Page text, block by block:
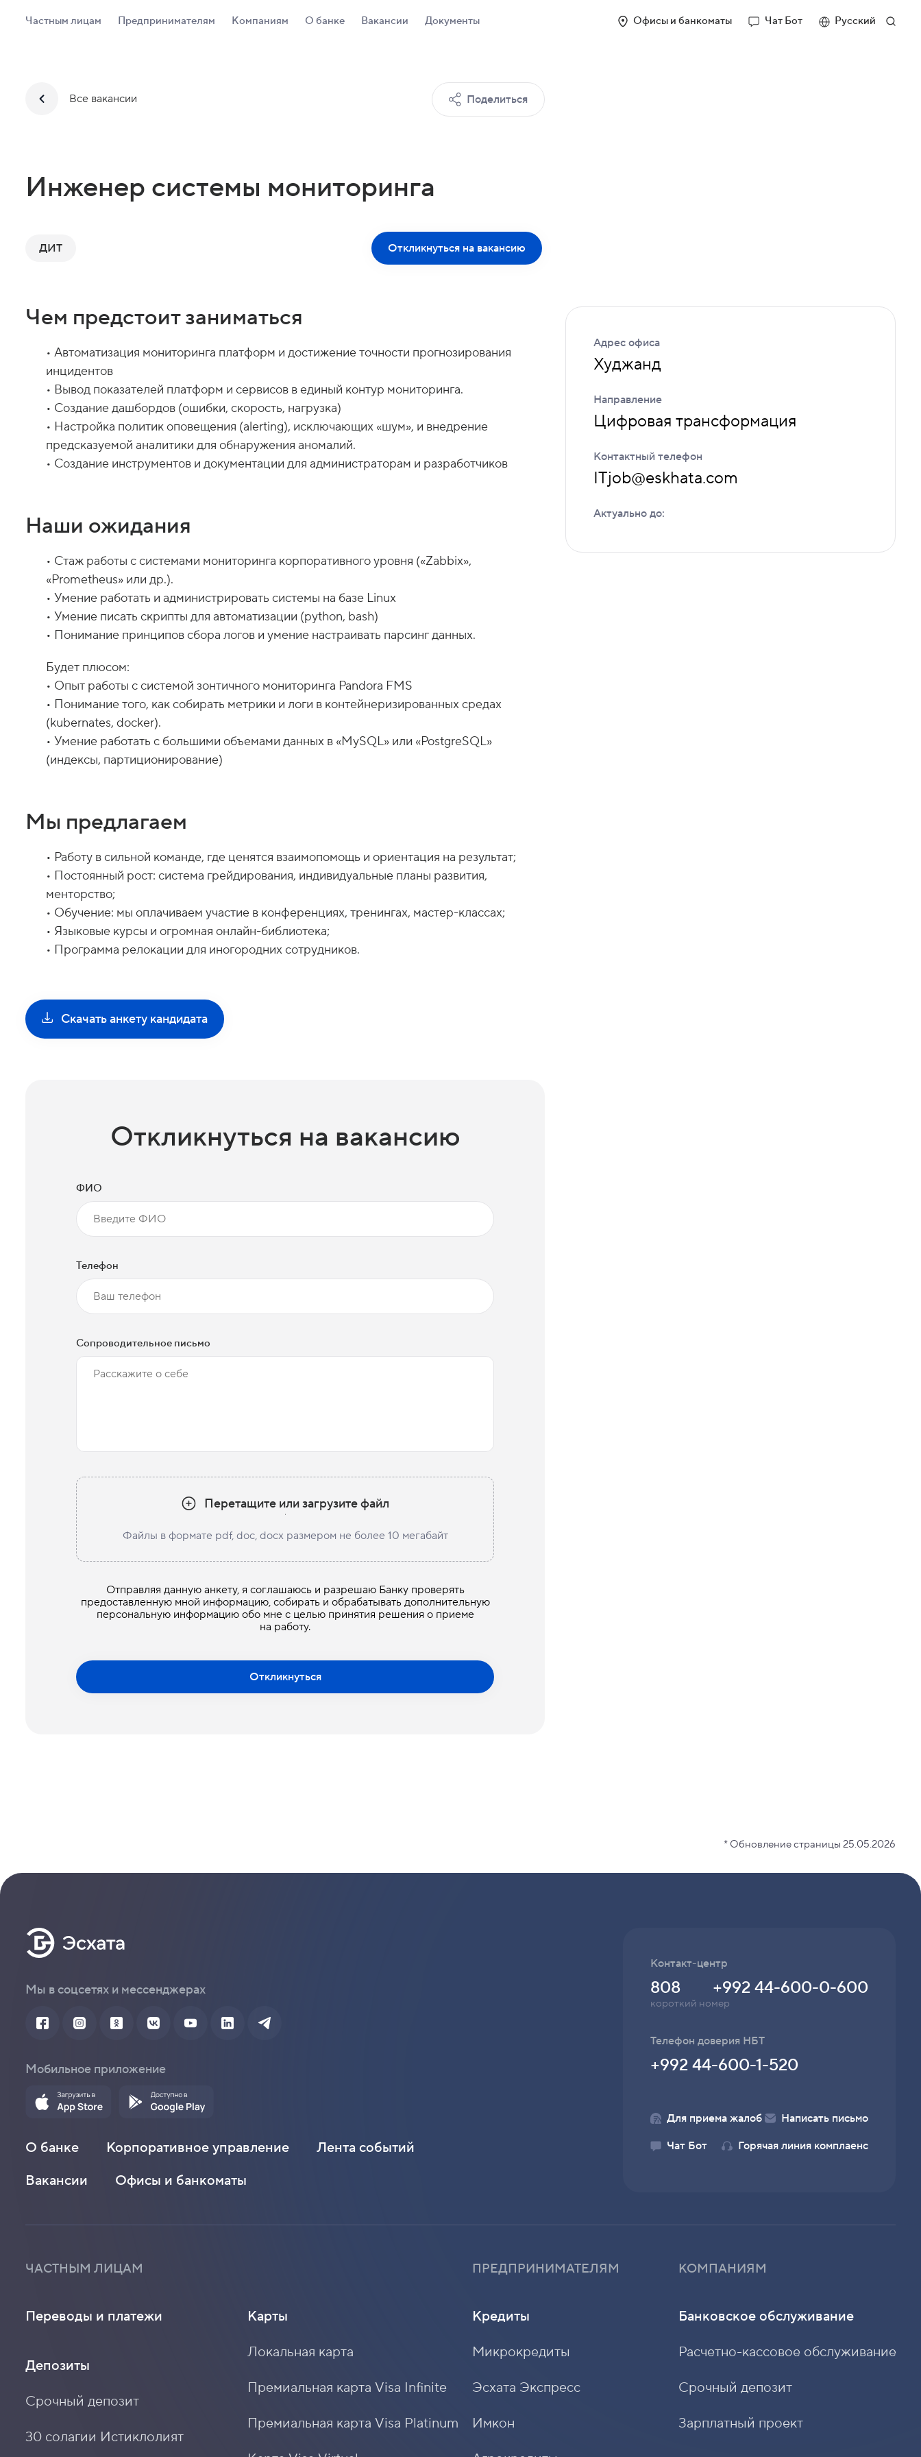
Частным лицам Предпринимателям Компаниям О банке Вакансии Документы Офисы и банкоматы Чат Бот Русский
Все вакансии Поделиться
Инженер системы мониторинга
ДИТ Откликнуться на вакансию
Чем предстоит заниматься
• Автоматизация мониторинга платформ и достижение точности прогнозирования
инцидентов
• Вывод показателей платформ и сервисов в единый контур мониторинга.
• Создание дашбордов (ошибки, скорость, нагрузка)
• Настройка политик оповещения (alerting), исключающих «шум», и внедрение
предсказуемой аналитики для обнаружения аномалий.
Наши ожидания
• Стаж работы с системами мониторинга корпоративного уровня («Zabbix»,
«Prometheus» или др.).
• Умение работать и администрировать системы на базе Linux
• Умение писать скрипты для автоматизации (python, bash)
Будет плюсом:
• Опыт работы с системой зонтичного мониторинга Pandora FMS
• Понимание того, как собирать метрики и логи в контейнеризированных средах
(kubernates, docker).
• Умение работать с большими объемами данных в «MySQL» или «PostgreSQL»
Мы предлагаем
• Работу в сильной команде, где ценятся взаимопомощь и ориентация на результат;
• Постоянный рост: система грейдирования, индивидуальные планы развития,
менторство;
• Обучение: мы оплачиваем участие в конференциях, тренингах, мастер-классах;
• Языковые курсы и огромная онлайн-библиотека;
• Программа релокации для иногородних сотрудников.
Скачать анкету кандидата
Откликнуться на вакансию
ФИО
Телефон
Сопроводительное письмо
Перетащите или загрузите файл
Файлы в формате pdf, doc, docx размером не более 10 мегабайт
Отправляя данную анкету, я соглашаюсь и разрешаю Банку проверять
предоставленную мной информацию, собирать и обрабатывать дополнительную
персональную информацию обо мне с целью принятия решения о приеме
на работу.
Откликнуться
Адрес офиса
Худжанд
Направление
Цифровая трансформация
Контактный телефон
ITjob@eskhata.com
Актуально до:
* Обновление страницы 25.05.2026
Контакт-центр
короткий номер
808 +992 44-600-0-600
Телефон доверия НБТ
+992 44-600-1-520
Для приема жалоб
Написать письмо
Чат Бот
Горячая линия комплаенс
Мы в соцсетях и мессенджерах
Мобильное приложение
О банке Корпоративное управление
Лента событий
Вакансии
Офисы и банкоматы
ЧАСТНЫМ ЛИЦАМ
Переводы и платежи
Депозиты
Срочный депозит
30 солагии Истиклолият
Карты
Локальная карта
Премиальная карта Visa Infinite
Премиальная карта Visa Platinum
ПРЕДПРИНИМАТЕЛЯМ
Кредиты
Микрокредиты
Эсхата Экспресс
Имкон
КОМПАНИЯМ
Банковское обслуживание
Расчетно-кассовое обслуживание
Срочный депозит
Зарплатный проект